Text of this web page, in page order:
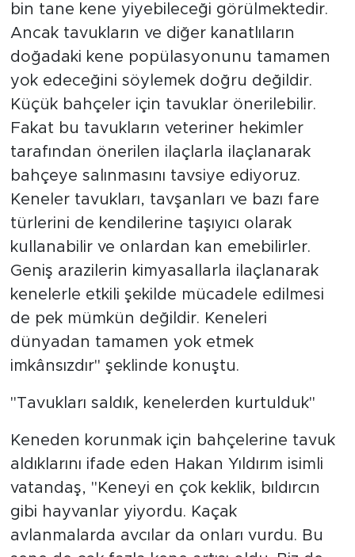
bin tane kene yiyebileceği görülmektedir.
Ancak tavukların ve diğer kanatlıların
doğadaki kene popülasyonunu tamamen
yok edeceğini söylemek doğru değildir.
Küçük bahçeler için tavuklar önerilebilir.
Fakat bu tavukların veteriner hekimler
tarafından önerilen ilaçlarla ilaçlanarak
bahçeye salınmasını tavsiye ediyoruz.
Keneler tavukları, tavşanları ve bazı fare
türlerini de kendilerine taşıyıcı olarak
kullanabilir ve onlardan kan emebilirler.
Geniş arazilerin kimyasallarla ilaçlanarak
kenelerle etkili şekilde mücadele edilmesi
de pek mümkün değildir. Keneleri
dünyadan tamamen yok etmek
imkânsızdır" şeklinde konuştu.
"Tavukları saldık, kenelerden kurtulduk"
Keneden korunmak için bahçelerine tavuk
aldıklarını ifade eden Hakan Yıldırım isimli
vatandaş, "Keneyi en çok keklik, bıldırcın
gibi hayvanlar yiyordu. Kaçak
avlanmalarda avcılar da onları vurdu. Bu